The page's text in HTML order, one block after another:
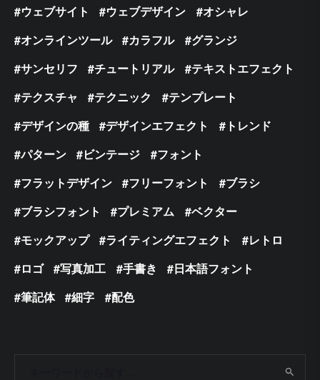
ウェブサイト
ウェブデザイン
オシャレ
オンラインツール
カラフル
グランジ
サンセリフ
チュートリアル
テキストエフェクト
テクスチャ
テクニック
テンプレート
デザインの種
デザインエフェクト
トレンド
パターン
ビンテージ
フォント
フラットデザイン
フリーフォント
ブラシ
ブラシフォント
プレミアム
ベクター
モックアップ
ライティングエフェクト
レトロ
ロゴ
写真加工 手書き
日本語フォント
筆記体
細字 配色